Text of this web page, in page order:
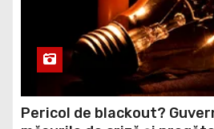
Pericol de blackout?